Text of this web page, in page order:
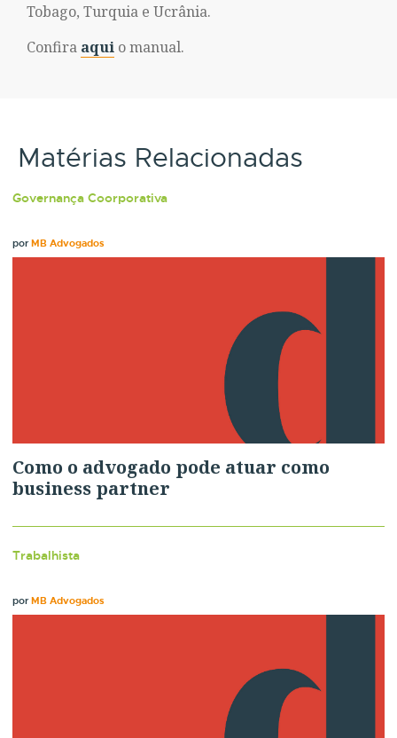
Tobago, Turquia e Ucrânia.
Confira aqui o manual.
Matérias Relacionadas
Governança Coorporativa
porMB Advogados
Como o advogado pode atuar como
business partner
Trabalhista
porMB Advogados